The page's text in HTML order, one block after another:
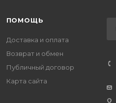
ПОМОЩЬ
Доставка и оплата
Возврат и обмен
Публичный договор
Карта сайта